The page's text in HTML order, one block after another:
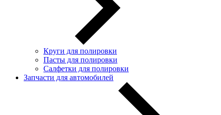
Круги для полировки
Пасты для полировки
Салфетки для полировки
Запчасти для автомобилей